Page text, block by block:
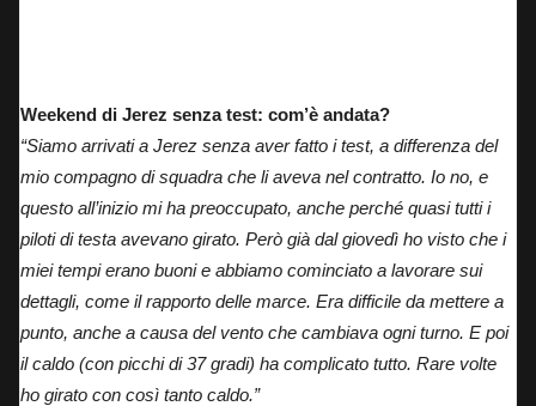
Weekend di Jerez senza test: com’è andata?
“Siamo arrivati a Jerez senza aver fatto i test, a differenza del
mio compagno di squadra che li aveva nel contratto. Io no, e
questo all’inizio mi ha preoccupato, anche perché quasi tutti i
piloti di testa avevano girato. Però già dal giovedì ho visto che i
miei tempi erano buoni e abbiamo cominciato a lavorare sui
dettagli, come il rapporto delle marce. Era difficile da mettere a
punto, anche a causa del vento che cambiava ogni turno. E poi
il caldo (con picchi di 37 gradi) ha complicato tutto. Rare volte
ho girato con così tanto caldo.”